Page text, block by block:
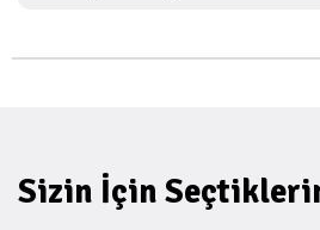
Sizin İçin